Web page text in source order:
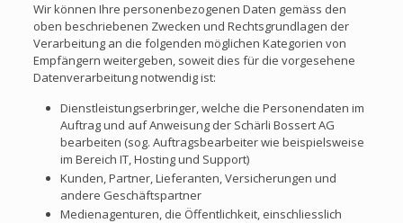
Wir können Ihre personenbezogenen Daten gemäss den
oben beschriebenen Zwecken und Rechtsgrundlagen der
Verarbeitung an die folgenden möglichen Kategorien von
Empfängern weitergeben, soweit dies für die vorgesehene
Datenverarbeitung notwendig ist:
Dienstleistungserbringer, welche die Personendaten im
Auftrag und auf Anweisung der Schärli Bossert AG
bearbeiten (sog. Auftragsbearbeiter wie beispielsweise
im Bereich IT, Hosting und Support)
Kunden, Partner, Lieferanten, Versicherungen und
andere Geschäftspartner
Medienagenturen, die Öffentlichkeit, einschliesslich